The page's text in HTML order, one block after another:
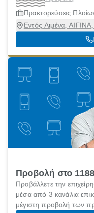
Πρακτορεύσεις
Εντός Λιμένα,
Προβολή στο
Προβάλλετε την
μέσα από 3 κανάλια
μέγιστη προβολή των